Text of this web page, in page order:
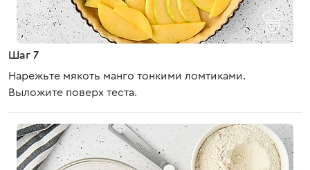
Шаг 7
Нарежьте мякоть манго тонкими ломтиками.
Выложите поверх теста.